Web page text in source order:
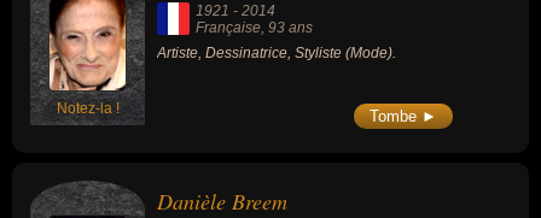
Notez-la !
1921 - 2014
Française , 93 ans
Artiste, Dessinatrice, Styliste (Mode).
Tombe ►
Danièle Breem